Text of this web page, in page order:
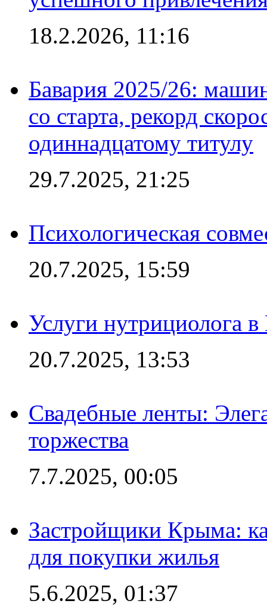
18.2.2026, 11:16
Бавария 2025/26:
со старта, рекорд
одиннадцатому титулу
29.7.2025, 21:25
Психологическая
20.7.2025, 15:59
Услуги нутрициолога
20.7.2025, 13:53
Свадебные ленты:
торжества
7.7.2025, 00:05
Застройщики Крыма:
для покупки жилья
5.6.2025, 01:37